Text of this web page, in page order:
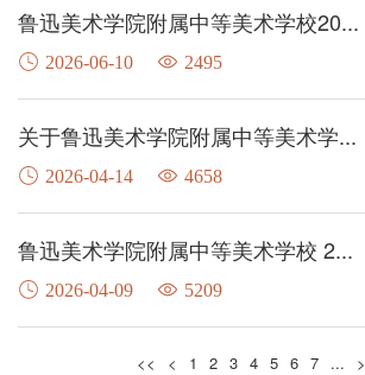
鲁迅美术学院附属中等美术学校20...
2026-06-10 2495
关于鲁迅美术学院附属中等美术学...
2026-04-14 4658
鲁迅美术学院附属中等美术学校 2...
2026-04-09 5209
<< < 1 2 3 4 5 6 7 ... >